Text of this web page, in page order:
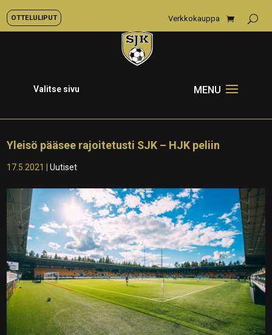
OTTELULIPUT Verkkokauppa
Valitse sivu
Yleisö pääsee rajoitetusti SJK – HJK peliin
17.5.2021 |Uutiset